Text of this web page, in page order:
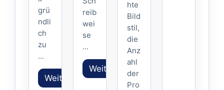
grü
ndli
ch
zu
...
Weiterlesen
reib
wei
se
...
Weiterlesen
hte
Bild
stil,
die
Anz
ahl
der
Pro